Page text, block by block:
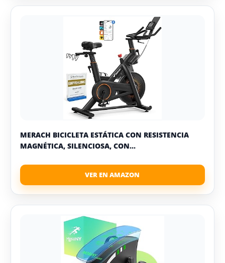
MERACH BICICLETA ESTÁTICA CON RESISTENCIA
MAGNÉTICA, SILENCIOSA, CON...